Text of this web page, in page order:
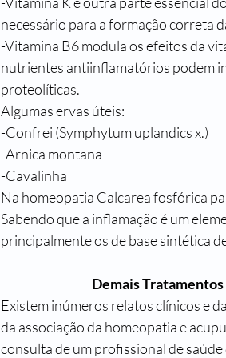
necessário para a formação correta
-Vitamina B6 modula os efeitos da
nutrientes antiinflamatórios podem
proteolíticas.
Algumas ervas úteis:
-Confrei (Symphytum uplandics x.)
-Arnica montana
-Cavalinha
Na homeopatia Calcarea fosfórica
Sabendo que a inflamação é um
principalmente os de base sintética
Demais
Existem inúmeros relatos clínicos e
da associação da homeopatia e
consulta de um profissional de